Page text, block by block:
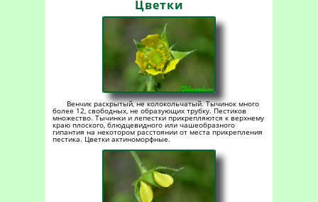
Цветки
Венчик раскрытый, не колокольчатый. Тычинок много
более 12, свободных, не образующих трубку. Пестиков
множество. Тычинки и лепестки прикрепляются к верхнему
краю плоского, блюдцевидного или чашеобразного
гипантия на некотором расстоянии от места прикрепления
пестика. Цветки актиноморфные.